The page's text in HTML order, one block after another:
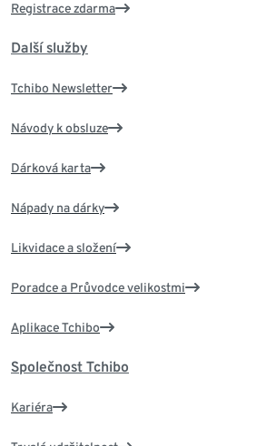
Registrace zdarma
Další služby
Tchibo Newsletter
Návody k obsluze
Dárková karta
Nápady na dárky
Likvidace a složení
Poradce a Průvodce velikostmi
Aplikace Tchibo
Společnost Tchibo
Kariéra